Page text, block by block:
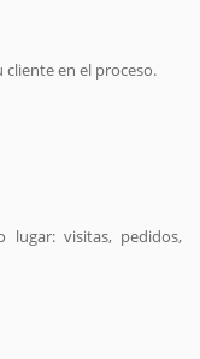
en el proceso.
visitas, pedidos,